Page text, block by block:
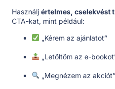
Használj értelmes, cselekvést
CTA-kat, mint például:
„Kérem az ajánlatot”
„Letöltöm az e-
„Megnézem az akciót”